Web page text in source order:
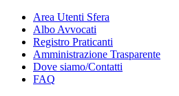
contenuto
Area Utenti Sfera
Albo Avvocati
Registro Praticanti
Amministrazione Trasparente
Dove siamo/Contatti
FAQ